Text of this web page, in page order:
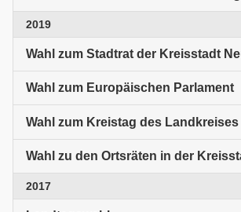
2019
Wahl zum Europäischen Parlament
2017